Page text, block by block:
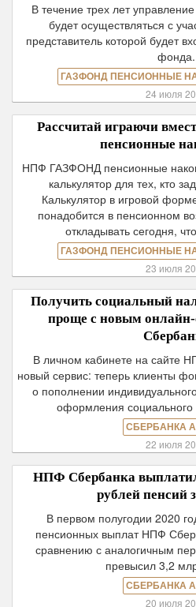
В течение трех лет
будет осуществляться с
представитель которой будет
фонда.
ГАЗФОНД ПЕНСИОННЫЕ
24 июля
Рассчитай играючи
пенсионные
НПФ ГАЗФОНД пенсионные
калькулятор для тех, кто
Калькулятор в игровой
понадобится в пенсионном
откладывать сегодня,
ГАЗФОНД ПЕНСИОННЫЕ
23 июля
Получить социальный
проще с новым
В личном кабинете на сайте
новый сервис: теперь клиенты
о пополнении
оформления социального
СБЕРБАНКА
22 июля
НПФ Сбербанка
рублей пенсий
В первом полугодии 2020
пенсионных выплат НПФ
сравнению с аналогичным
превысил 3,2
СБЕРБАНКА
20 июля